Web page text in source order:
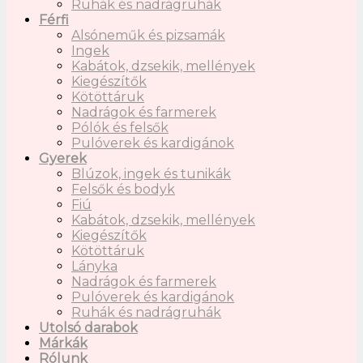
Ruhák és nadrágruhák
Férfi
Alsóneműk és pizsamák
Ingek
Kabátok, dzsekik, mellények
Kiegészítők
Kötöttáruk
Nadrágok és farmerek
Pólók és felsők
Pulóverek és kardigánok
Gyerek
Blúzok, ingek és tunikák
Felsők és bodyk
Fiú
Kabátok, dzsekik, mellények
Kiegészítők
Kötöttáruk
Lányka
Nadrágok és farmerek
Pulóverek és kardigánok
Ruhák és nadrágruhák
Utolsó darabok
Márkák
Rólunk